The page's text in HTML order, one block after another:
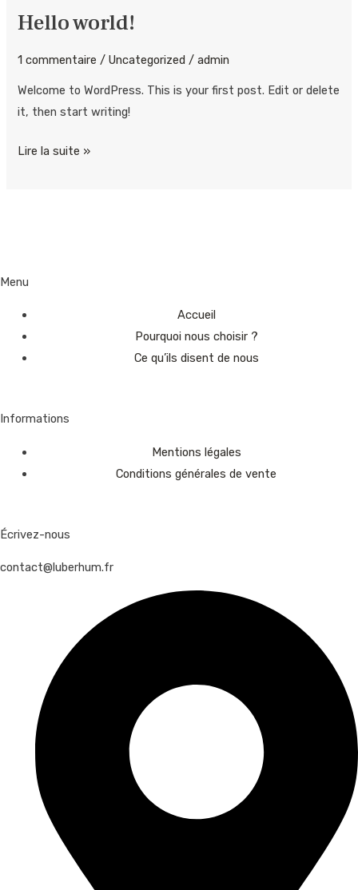
Hello world!
1 commentaire /Uncategorized /admin
Welcome to WordPress. This is your first post. Edit or delete
it, then start writing!
Hello
Lire la suite »
Menu
Accueil
Pourquoi nous choisir ?
Ce qu’ils disent de nous
Informations
Mentions légales
Conditions générales de vente
Écrivez-nous
contact@luberhum.fr